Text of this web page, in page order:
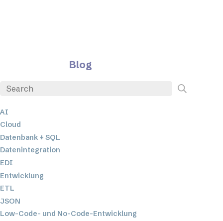
Blog
AI
Cloud
Datenbank + SQL
Datenintegration
EDI
Entwicklung
ETL
JSON
Low-Code- und No-Code-Entwicklung